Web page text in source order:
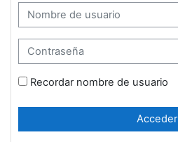
Nombre de usuario
Contraseña
Recordar nombre de usuario
Acceder